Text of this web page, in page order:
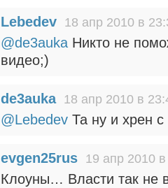
Lebedev 18 апр 2010 в
@de3auka Никто не
видео;)
de3auka 18 апр 2010 в
@Lebedev Та ну и хрен
evgen25rus 19 апр 2010
Клоуны… Власти так не